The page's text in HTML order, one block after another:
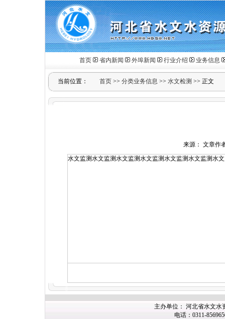
首页 省内新闻 外埠新闻 行业介绍 业务信息
当前位置： 首页 >> 分类业务信息 >> 水文检测 >> 正文
来源： 文章作
水文监测水文监测水文监测水文监测水文监测水文监测水
主办单位： 河北省水文水
电话：0311-